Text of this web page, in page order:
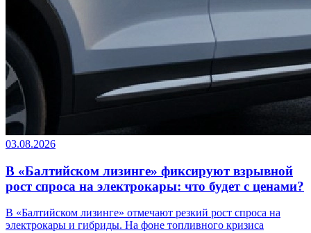
03.08.2026
В «Балтийском лизинге» фиксируют взрывной
рост спроса на электрокары: что будет с ценами?
В «Балтийском лизинге» отмечают резкий рост спроса на
электрокары и гибриды. На фоне топливного кризиса